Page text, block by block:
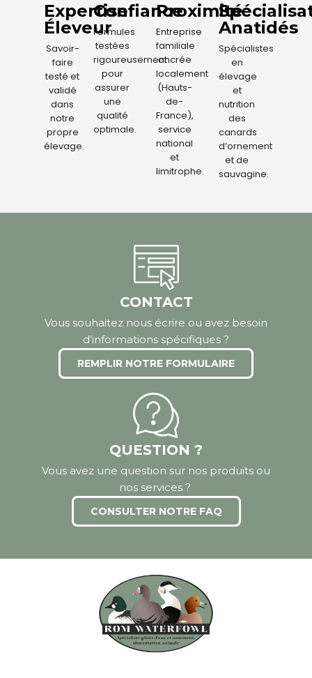
Expertise
Éleveur
Savoir-
faire
testé et
validé
dans
notre
propre
élevage.
Confiance
Formules
testées
rigoureusement
pour
assurer
une
qualité
optimale.
Proximité
Entreprise
familiale
ancrée
localement
(Hauts-
de-
France),
service
national
et
limitrophe.
Anatidés
Spécialistes
en
élevage
et
nutrition
des
canards
d’ornement
et de
sauvagine.
CONTACT
Vous souhaitez nous écrire ou avez besoin
d’informations spécifiques ?
REMPLIR NOTRE FORMULAIRE
QUESTION ?
Vous avez une question sur nos produits ou
nos services ?
CONSULTER NOTRE FAQ